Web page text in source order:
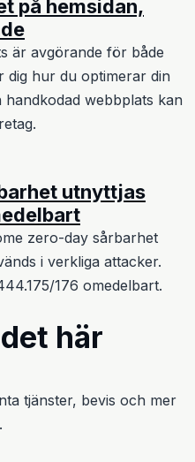
på hemsidan,
är avgörande för både
dig hur du optimerar din
webbplats kan
utnyttjas
zero-day sårbarhet
i verkliga attacker.
176 omedelbart.
här
tjänster, bevis och mer